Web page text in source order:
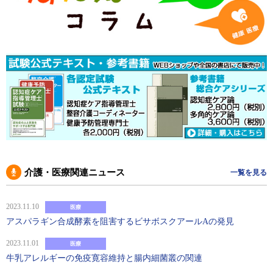
介護・医療関連ニュース 一覧を見る
2023.11.10 医療
アスパラギン合成酵素を阻害するビサボスクアールAの発見
2023.11.01 医療
牛乳アレルギーの免疫寛容維持と腸内細菌叢の関連